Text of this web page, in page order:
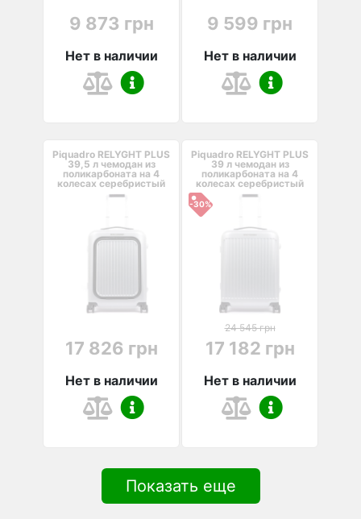
9 873 грн
Нет в наличии
9 599 грн
Нет в наличии
Piquadro RELYGHT PLUS
39,5 л чемодан из
поликарбоната на 4
колесах серебристый
17 826 грн
Нет в наличии
Piquadro RELYGHT PLUS
39 л чемодан из
поликарбоната на 4
колесах серебристый
-30%
24 545 грн
17 182 грн
Нет в наличии
Показать еще